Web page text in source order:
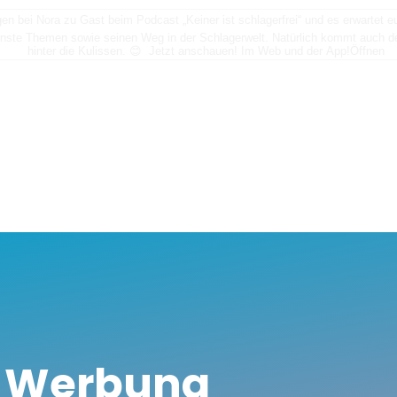
bei Nora zu Gast beim Podcast „Keiner ist schlagerfrei“ und es erwartet
Themen sowie seinen Weg in der Schlagerwelt. Natürlich kommt auch